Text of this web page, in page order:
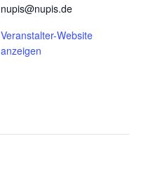
nupis@nupis.de
Veranstalter-Website
anzeigen